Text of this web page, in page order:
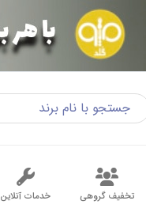
تخفیف گروهی خدمات آنلاین